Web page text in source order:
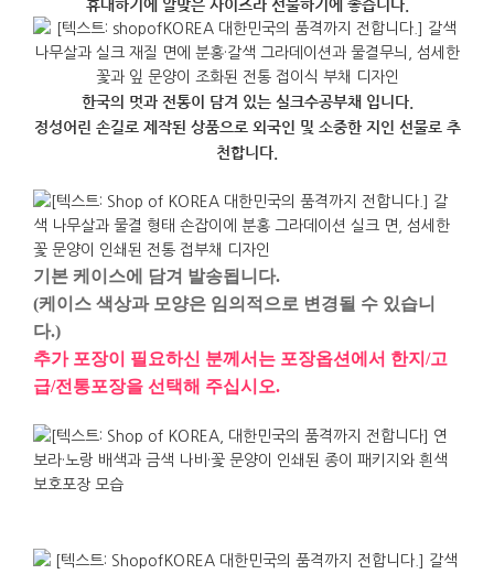
휴대하기에 알맞은 사이즈라 선물하기에 좋습니다.
한국의 멋과 전통이 담겨 있는 실크수공부채 입니다.
정성어린 손길로 제작된 상품으로 외국인 및 소중한 지인 선물로 추
천합니다.
기본 케이스에 담겨 발송됩니다.
(케이스 색상과 모양은 임의적으로 변경될 수 있습니
다.)
추가 포장이 필요하신 분께서는 포장옵션에서 한지/고
급/전통포장을 선택해 주십시오.